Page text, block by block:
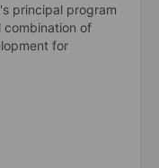
principal program
combination of
for